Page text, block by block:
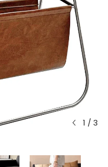
1 / 3